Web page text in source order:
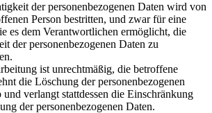
der personenbezogenen Daten wird von
Person bestritten, und zwar für eine
es dem Verantwortlichen ermöglicht, die
der personenbezogenen Daten zu
ist unrechtmäßig, die betroffene
die Löschung der personenbezogenen
und verlangt stattdessen die Einschränkung
der personenbezogenen Daten.